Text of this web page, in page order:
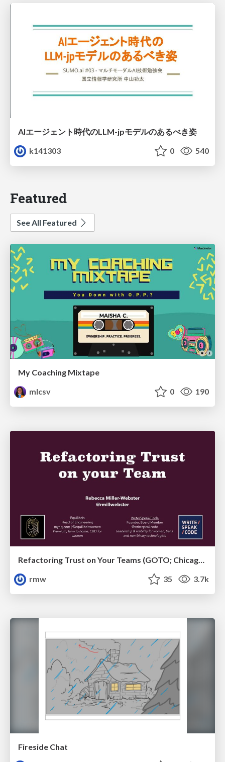
AIエージェント時代のLLM-jpモデルのあるべき姿
k141303
0 540
Featured
See All Featured
My Coaching Mixtape
mlcsv
0 190
Refactoring Trust on Your Teams (GOTO; Chicago 2020)
rmw
35 3.7k
Fireside Chat